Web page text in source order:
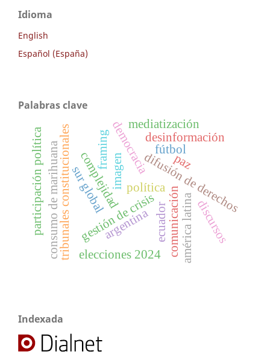
Idioma
English
Español (España)
Palabras clave
paz
comunicación
política
complejidad
gestión de crisis
difusión de derechos
tribunales constitucionales
consumo de marihuana democracia
participación política
elecciones 2024
fútbol
sur global
américa latina
imagen
desinformación
discursos
ecuador
argentina
mediatización
framing
Indexada